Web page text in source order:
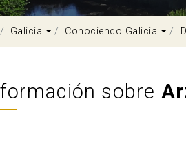
Galicia Dropdown
Conociendo Galicia
sobre